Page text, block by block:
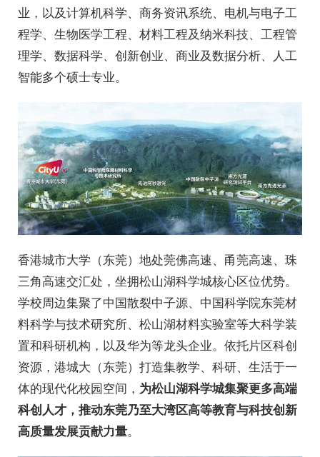
业，以及计算机科学、商务资讯系统、电机与电子工
程学、生物医学工程、材料工程及纳米科技、工程管
理学、数据科学、创新创业、商业及数据分析、人工
智能多个硕士专业。
香港城市大学（东莞）地处莞佛高速、甬莞高速、珠
三角高速交汇处，坐拥松山湖科学城核心区位优势。
学校周边集聚了中国散裂中子源、中国科学院东莞材
料科学与技术研究所、松山湖材料实验室等大科学装
置和科研机构，以及华为等龙头企业。依托片区科创
资源，港城大（东莞）打造集教学、科研、生活于一
体的现代化校园空间， 为松山湖科学城集聚更多高端
科创人才，推动东莞乃至大湾区高等教育与科技创新
高质量发展贡献力量。